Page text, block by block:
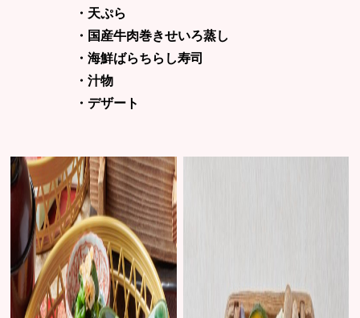
・天ぷら
・国産牛肉巻きせいろ蒸し
・海鮮ばらちらし寿司
・汁物
・デザート